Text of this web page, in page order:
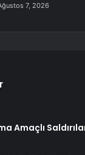
7, 2026
Amaçlı